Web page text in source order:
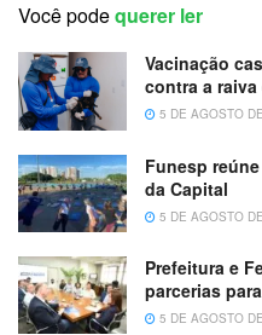
Você podequerer ler
Vacinação
contra a raiva
5 DE AGOSTO
Funesp
da Capital
5 DE AGOSTO
Prefeitura e
parcerias
5 DE AGOSTO